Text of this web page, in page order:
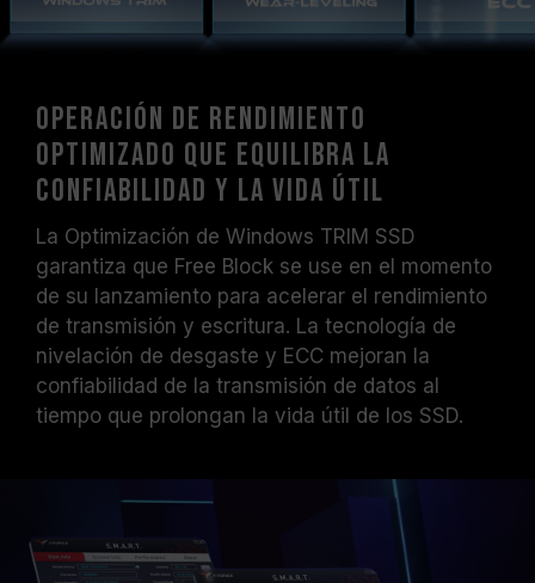
Operación de rendimiento
optimizado que equilibra la
confiabilidad y la vida útil
La Optimización de Windows TRIM SSD
garantiza que Free Block se use en el momento
de su lanzamiento para acelerar el rendimiento
de transmisión y escritura. La tecnología de
nivelación de desgaste y ECC mejoran la
confiabilidad de la transmisión de datos al
tiempo que prolongan la vida útil de los SSD.